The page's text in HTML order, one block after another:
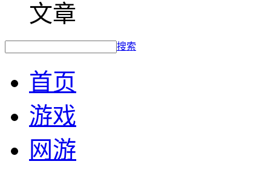
文章
搜索
首页
游戏
网游